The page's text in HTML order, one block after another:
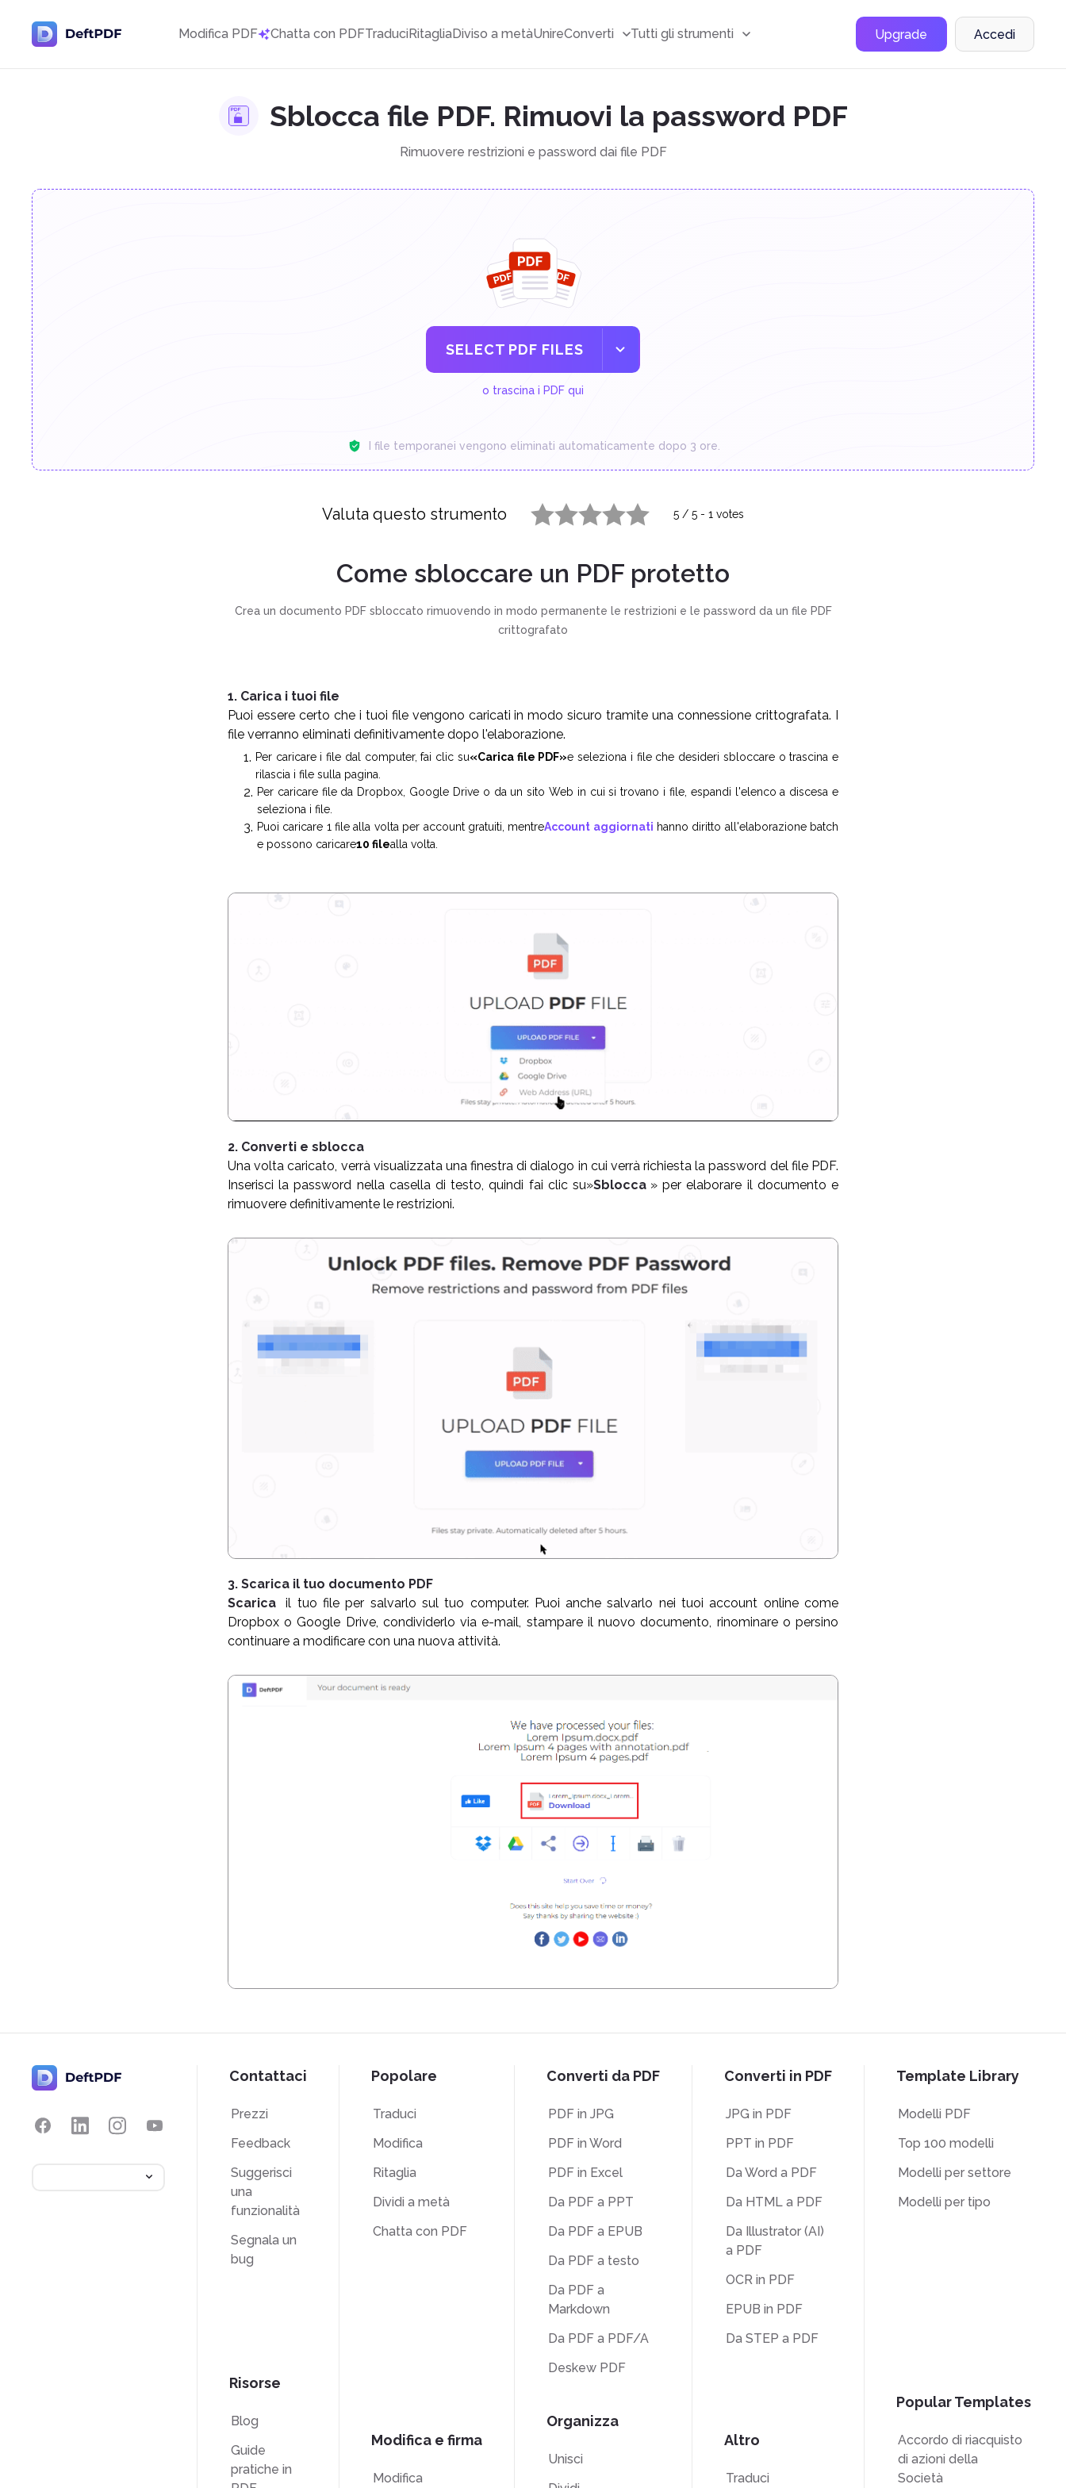
Modifica PDF Chatta con PDFTraduciRitagliaDiviso a metàUnireConverti Tutti gli strumenti Upgrade Accedi
Sblocca file PDF. Rimuovi la password PDF
Rimuovere restrizioni e password dai file PDF
SELECT PDF FILES
o trascina i PDF qui
I file temporanei vengono eliminati automaticamente dopo 3 ore.
Valuta questo strumento 5 / 5 - 1 votes
Come sbloccare un PDF protetto
Crea un documento PDF sbloccato rimuovendo in modo permanente le restrizioni e le password da un file PDF
crittografato
1. Carica i tuoi file
Puoi essere certo che i tuoi file vengono caricati in modo sicuro tramite una connessione crittografata. I
file verranno eliminati definitivamente dopo l'elaborazione.
Per caricare i file dal computer, fai clic su«Carica file PDF»e seleziona i file che desideri sbloccare o trascina e
rilascia i file sulla pagina.
Per caricare file da Dropbox, Google Drive o da un sito Web in cui si trovano i file, espandi l'elenco a discesa e
seleziona i file.
Puoi caricare 1 file alla volta per account gratuiti, mentreAccount aggiornati hanno diritto all'elaborazione batch
e possono caricare10 filealla volta.
2. Converti e sblocca
Una volta caricato, verrà visualizzata una finestra di dialogo in cui verrà richiesta la password del file PDF.
Inserisci la password nella casella di testo, quindi fai clic su»Sblocca » per elaborare il documento e
rimuovere definitivamente le restrizioni.
3. Scarica il tuo documento PDF
Scarica
il tuo file per salvarlo sul tuo computer. Puoi anche salvarlo nei tuoi account online come
Dropbox o Google Drive, condividerlo via e-mail, stampare il nuovo documento, rinominare o persino
continuare a modificare con una nuova attività.
Contattaci
Prezzi
Feedback
Suggerisci
una
funzionalità
Segnala un
bug
Risorse
Blog
Guide
pratiche in
Popolare
Traduci
Modifica
Ritaglia
Dividi a metà
Chatta con PDF
Modifica e firma
Modifica
Converti da PDF
PDF in JPG
PDF in Word
PDF in Excel
Da PDF a PPT
Da PDF a EPUB
Da PDF a testo
Da PDF a
Markdown
Da PDF a PDF/A
Deskew PDF
Organizza
Unisci
Converti in PDF
JPG in PDF
PPT in PDF
Da Word a PDF
Da HTML a PDF
Da Illustrator (AI)
a PDF
OCR in PDF
EPUB in PDF
Da STEP a PDF
Altro
Traduci
Template Library
Modelli PDF
Top 100 modelli
Modelli per settore
Modelli per tipo
Popular Templates
Accordo di riacquisto
di azioni della
Società